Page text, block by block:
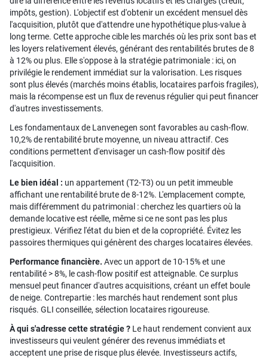
impôts, gestion). L'objectif est d'obtenir un excédent mensuel dès
l'acquisition, plutôt que d'attendre une hypothétique plus-value à
long terme. Cette approche cible les marchés où les prix sont bas et
les loyers relativement élevés, générant des rentabilités brutes de 8
à 12% ou plus. Elle s'oppose à la stratégie patrimoniale : ici, on
privilégie le rendement immédiat sur la valorisation. Les risques
sont plus élevés (marchés moins établis, locataires parfois fragiles),
mais la récompense est un flux de revenus régulier qui peut financer
d'autres investissements.
Les fondamentaux de Lanvenegen sont favorables au cash-flow.
10,2% de rentabilité brute moyenne, un niveau attractif. Ces
conditions permettent d'envisager un cash-flow positif dès
l'acquisition.
Le bien idéal : un appartement (T2-T3) ou un petit immeuble
affichant une rentabilité brute de 8-12%. L'emplacement compte,
mais différemment du patrimonial : cherchez les quartiers où la
demande locative est réelle, même si ce ne sont pas les plus
prestigieux. Vérifiez l'état du bien et de la copropriété. Évitez les
passoires thermiques qui génèrent des charges locataires élevées.
Performance financière. Avec un apport de 10-15% et une
rentabilité > 8%, le cash-flow positif est atteignable. Ce surplus
mensuel peut financer d'autres acquisitions, créant un effet boule
de neige. Contrepartie : les marchés haut rendement sont plus
risqués. GLI conseillée, sélection locataires rigoureuse.
À qui s'adresse cette stratégie ? Le haut rendement convient aux
investisseurs qui veulent générer des revenus immédiats et
acceptent une prise de risque plus élevée. Investisseurs actifs,